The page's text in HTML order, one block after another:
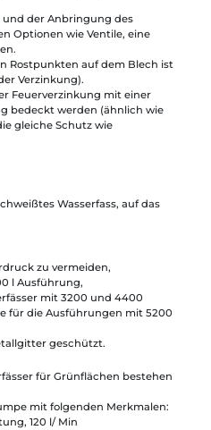
und der Anbringung des
Optionen wie Ventile, eine
Rostpunkten auf dem Blech ist
Verzinkung).
Feuerverzinkung mit einer
bedeckt werden (ähnlich wie
gleiche Schutz wie
Wasserfass, auf das
zu vermeiden,
l Ausführung,
mit 3200 und 4400
für die Ausführungen mit 5200
geschützt.
für Grünflächen bestehen
mit folgenden Merkmalen:
120 l/ Min